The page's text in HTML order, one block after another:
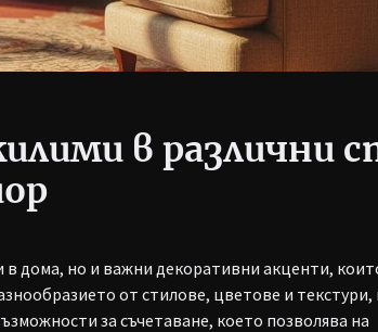
в различни
дома, но и важни декоративни акценти,
от стилове, цветове и
за съчетаване, което позволява на